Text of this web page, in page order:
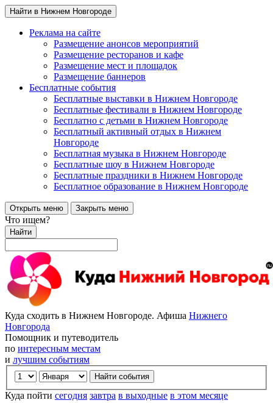
Найти в Нижнем Новгороде
Реклама на сайте
Размещение анонсов мероприятий
Размещение ресторанов и кафе
Размещение мест и площадок
Размещение баннеров
Бесплатные события
Бесплатные выставки в Нижнем Новгороде
Бесплатные фестивали в Нижнем Новгороде
Бесплатно с детьми в Нижнем Новгороде
Бесплатный активный отдых в Нижнем
Новгороде
Бесплатная музыка в Нижнем Новгороде
Бесплатные шоу в Нижнем Новгороде
Бесплатные праздники в Нижнем Новгороде
Бесплатное образование в Нижнем Новгороде
Открыть меню Закрыть меню
Что ищем?
Найти
Куда сходить в Нижнем Новгороде. Афиша Нижнего
Новгорода
Помощник и путеводитель
по интересным местам
и лучшим событиям
Куда пойти сегодня завтра в выходные в этом месяце